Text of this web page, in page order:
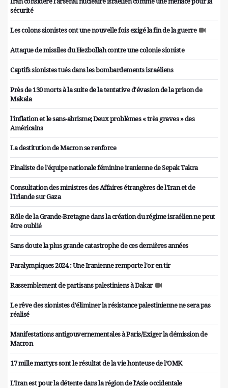
sécurité
Les colons sionistes ont une nouvelle fois exigé la fin de la guerre
Attaque de missiles du Hezbollah contre une colonie sioniste
Captifs sionistes tués dans les bombardements israéliens
Près de 130 morts à la suite de la tentative d'évasion de la prison de
Makala
l'inflation et le sans-abrisme; Deux problèmes « très graves » des
Américains
La destitution de Macron se renforce
Finaliste de l'équipe nationale féminine iranienne de Sepak Takra
Consultation des ministres des Affaires étrangères de l'Iran et de
l'Irlande sur Gaza
Rôle de la Grande-Bretagne dans la création du régime israélien ne peut
être oublié
Sans doute la plus grande catastrophe de ces dernières années
Paralympiques 2024 : Une Iranienne remporte l'or en tir
Rassemblement de partisans palestiniens à Dakar
Le rêve des sionistes d'éliminer la résistance palestinienne ne sera pas
réalisé
Manifestations antigouvernementales à Paris/Exiger la démission de
Macron
17 mille martyrs sont le résultat de la vie honteuse de l’OMK
L'Iran est pour la détente dans la région de l'Asie occidentale